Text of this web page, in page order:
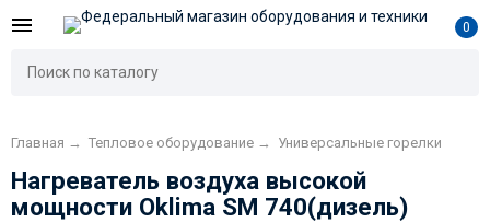
0
Главная → Тепловое оборудование → Универсальные горелки
Нагреватель воздуха высокой
мощности Oklima SМ 740(дизель)